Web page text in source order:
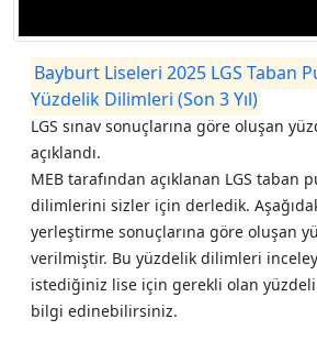
Bayburt Liseleri 2025 LGS Taban
Yüzdelik Dilimleri (Son 3 Yıl)
LGS sınav sonuçlarına göre oluşan
açıklandı.
MEB tarafından açıklanan LGS taban
dilimlerini sizler için derledik.
yerleştirme sonuçlarına göre oluşan
verilmiştir. Bu yüzdelik dilimleri
istediğiniz lise için gerekli olan
bilgi edinebilirsiniz.